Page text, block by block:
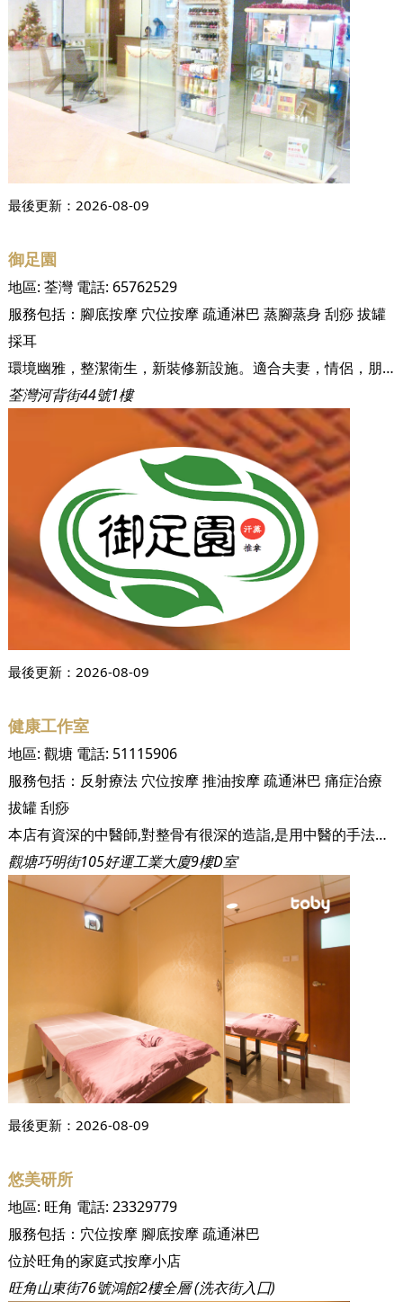
最後更新： 2026-08-09
御足園
地區: 荃灣電話: 65762529
服務包括： 腳底按摩 穴位按摩疏通淋巴 蒸腳蒸身刮痧拔罐
採耳
環境幽雅，整潔衛生，新裝修新設施。適合夫妻，情侶，朋友一起光顧。本店提供最新第三代納米汗蒸設施，足浴，香薰淋巴推拿，按摩 ,傳統拔罐，刮痧，修腳皮等服務。
荃灣河背街44號1樓
最後更新： 2026-08-09
健康工作室
地區: 觀塘電話: 51115906
服務包括： 反射療法 穴位按摩推油按摩疏通淋巴 痛症治療
拔罐刮痧
本店有資深的中醫師,對整骨有很深的造詣,是用中醫的手法結合西醫的解剖 ,治療肩頸/網球手/腰間盤突出/坐骨神經/膝關節疼痛 /手腳麻痹等等。店内的師傅全部有十幾年按摩經驗
觀塘巧明街105好運工業大廈9樓D室
最後更新： 2026-08-09
悠美研所
地區: 旺角 電話: 23329779
服務包括： 穴位按摩 腳底按摩疏通淋巴
位於旺角的家庭式按摩小店
旺角山東街76號鴻館2樓全層 (洗衣街入囗)